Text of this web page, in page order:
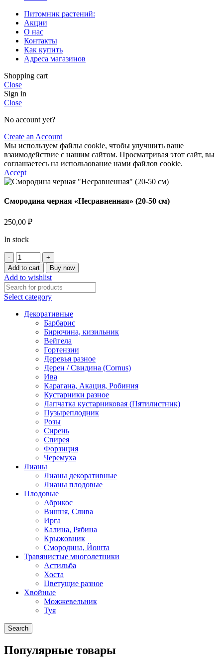
Питомник растений:
Акции
О нас
Контакты
Как купить
Адреса магазинов
Shopping cart
Close
Sign in
Close
No account yet?
Create an Account
Мы используем файлы cookie, чтобы улучшить ваше
взаимодействие с нашим сайтом. Просматривая этот сайт, вы
соглашаетесь на использование нами файлов cookie.
Accept
Смородина черная «Несравненная» (20-50 см)
250,00 ₽
In stock
Смородина
черная
"Несравненная"
(20-
50
см)
quantity
Add to cart Buy now
Add to wishlist
Select category
Декоративные
Барбарис
Бирючина, кизильник
Вейгела
Гортензии
Деревья разное
Дерен / Свидина (Cornus)
Ива
Карагана, Акация, Робиния
Кустарники разное
Лапчатка кустарниковая (Пятилистник)
Пузыреплодник
Розы
Сирень
Спирея
Форзиция
Черемуха
Лианы
Лианы декоративные
Лианы плодовые
Плодовые
Абрикос
Вишня, Слива
Ирга
Калина, Рябина
Крыжовник
Смородина, Йошта
Травянистые многолетники
Астильба
Хоста
Цветущие разное
Хвойные
Можжевельник
Туя
Search
Популярные товары